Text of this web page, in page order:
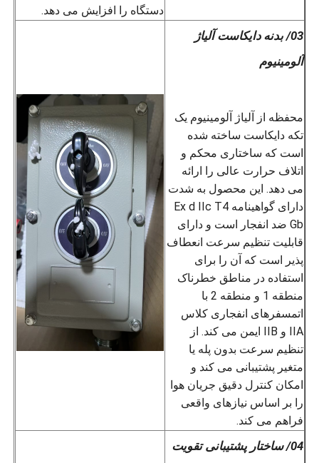
دستگاه را افزایش می دهد.
03/ بدنه دایکاست آلیاژ
آلومینیوم
محفظه از آلیاژ آلومینیوم یک
تکه دایکاست ساخته شده
است که ساختاری محکم و
اتلاف حرارت عالی را ارائه
می دهد. این محصول به شدت
دارای گواهینامه Ex d IIc T4
Gb ضد انفجار است و دارای
قابلیت تنظیم سرعت انعطاف
پذیر است که آن را برای
استفاده در مناطق خطرناک
منطقه 1 و منطقه 2 با
اتمسفرهای انفجاری کلاس
IIA و IIB ایمن می کند. از
تنظیم سرعت بدون پله یا
متغیر پشتیبانی می کند و
امکان کنترل دقیق جریان هوا
را بر اساس نیازهای واقعی
فراهم می کند.
04/ ساختار پشتیبانی تقویت